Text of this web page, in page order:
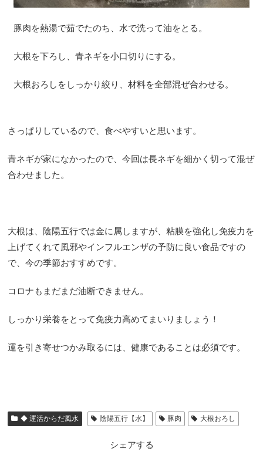
豚肉を熱湯で茹でたのち、水で洗って油をとる。
大根を下ろし、青ネギを小口切りにする。
大根おろしをしっかり絞り、材料を全部混ぜ合わせる。
さっぱりしているので、食べやすいと思います。
青ネギが家になかったので、今回は長ネギを細かく切って混ぜ
合わせました。
大根は、陰陽五行では金に属しますが、粘膜を強化し免疫力を
上げてくれて風邪やインフルエンザの予防に良い食品ですの
で、今の季節おすすめです。
コロナもまだまだ油断できません。
しっかり栄養をとって免疫力高めてまいりましょう！
運を引き寄せつかみ取るには、健康であることは必須です。
◆ 運活からだ風水 陰陽五行【水】 豚肉 大根おろし
シェアする